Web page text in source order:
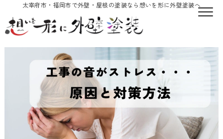
太宰府市・福岡市で外壁・屋根の塗装なら想いを形に外壁塗装へ